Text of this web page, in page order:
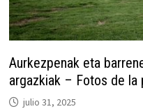
Aurkezpenak eta
argazkiak – Fotos de la
julio 31, 2025